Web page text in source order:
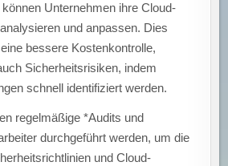
Unternehmen ihre Cloud-
und anpassen. Dies
bessere Kostenkontrolle,
Sicherheitsrisiken, indem
schnell identifiziert werden.
regelmäßige *Audits und
durchgeführt werden, um die
und Cloud-